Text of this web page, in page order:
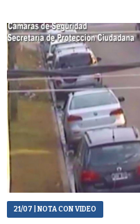
21/07 | NOTA CON VIDEO